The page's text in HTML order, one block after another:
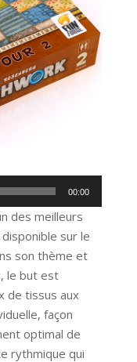
00:00
des meilleurs
sur le
son thème et
le but est
de tissus aux
façon
optimal de
rythmique qui